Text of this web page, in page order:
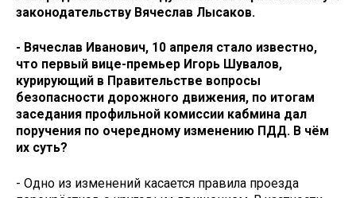
законодательству Вячеслав Лысаков.
- Вячеслав Иванович, 10 апреля стало известно,
что первый вице-премьер Игорь Шувалов,
курирующий в Правительстве вопросы
безопасности дорожного движения, по итогам
заседания профильной комиссии кабмина дал
поручения по очередному изменению ПДД. В чём
их суть?
- Одно из изменений касается правила проезда